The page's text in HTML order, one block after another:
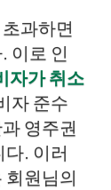
과하면
이로 인
자가 취소
자 준수
영주권
. 이러
회원님의